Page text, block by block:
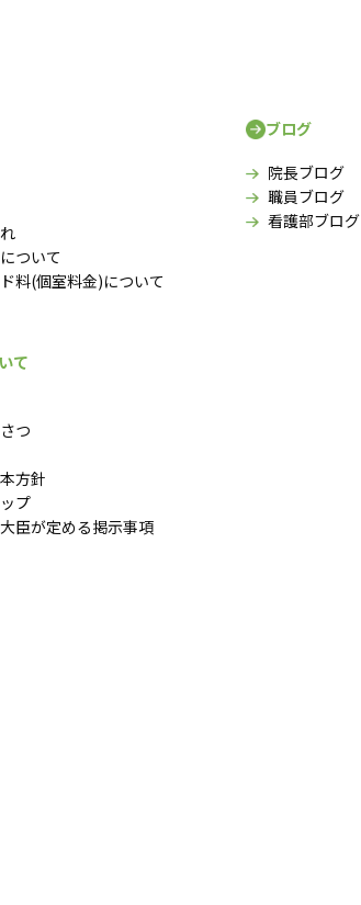
ついて
料(個室料金)について
て
つ
方針
プ
臣が定める掲示事項
ブログ
院長ブログ
職員ブログ
看護部ブログ